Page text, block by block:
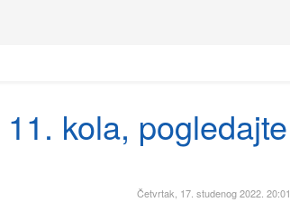
kola, pogledajte
Četvrtak, 17. studenog 2022. 20:01